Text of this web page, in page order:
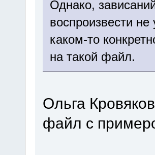
Однако,
воспроизвести
каком-то
на такой файл.
Ольга
файл с